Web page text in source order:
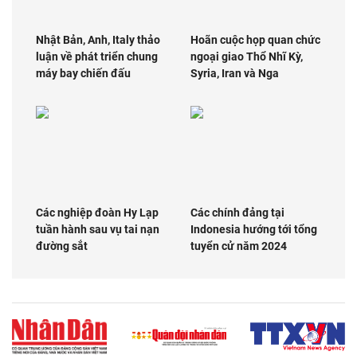
Nhật Bản, Anh, Italy thảo
luận về phát triển chung
máy bay chiến đấu
Hoãn cuộc họp quan chức
ngoại giao Thổ Nhĩ Kỳ,
Syria, Iran và Nga
Các nghiệp đoàn Hy Lạp
tuần hành sau vụ tai nạn
đường sắt
Các chính đảng tại
Indonesia hướng tới tổng
tuyển cử năm 2024